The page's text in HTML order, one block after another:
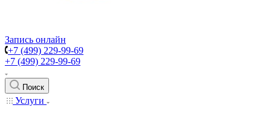
Запись онлайн
+7 (499) 229-99-69
+7 (499) 229-99-69
Поиск
Услуги